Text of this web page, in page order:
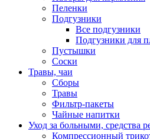
Пеленки
Подгузники
Все подгузники
Подгузники для
Пустышки
Соски
Травы, чаи
Сборы
Травы
Фильтр-пакеты
Чайные напитки
Уход за больными, средства
Компрессионный